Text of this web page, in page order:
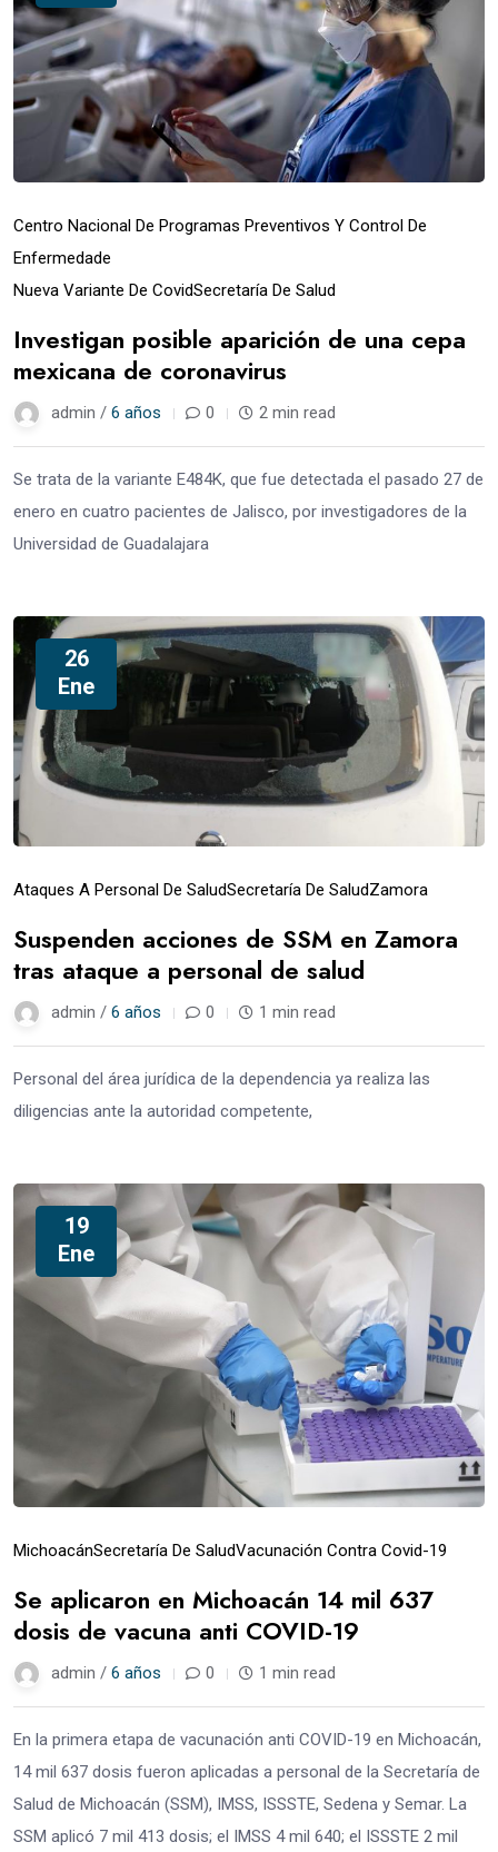
Centro Nacional De Programas Preventivos Y Control De
Enfermedade
Nueva Variante De CovidSecretaría De Salud
Investigan posible aparición de una cepa
mexicana de coronavirus
admin / 6 años 0 2 min read
Se trata de la variante E484K, que fue detectada el pasado 27 de
enero en cuatro pacientes de Jalisco, por investigadores de la
Universidad de Guadalajara
26
Ene
Ataques A Personal De SaludSecretaría De SaludZamora
Suspenden acciones de SSM en Zamora
tras ataque a personal de salud
admin / 6 años 0 1 min read
Personal del área jurídica de la dependencia ya realiza las
diligencias ante la autoridad competente,
19
Ene
MichoacánSecretaría De SaludVacunación Contra Covid-19
Se aplicaron en Michoacán 14 mil 637
dosis de vacuna anti COVID-19
admin / 6 años 0 1 min read
En la primera etapa de vacunación anti COVID-19 en Michoacán,
14 mil 637 dosis fueron aplicadas a personal de la Secretaría de
Salud de Michoacán (SSM), IMSS, ISSSTE, Sedena y Semar. La
SSM aplicó 7 mil 413 dosis; el IMSS 4 mil 640; el ISSSTE 2 mil